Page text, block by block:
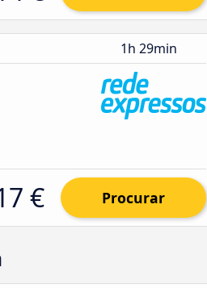
1h 29min
€ Procurar